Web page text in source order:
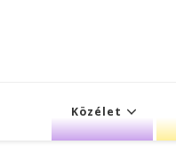
Közélet